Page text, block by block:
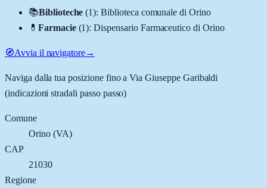
📚Biblioteche (1):Biblioteca comunale di Orino
💊 Farmacie (1):Dispensario Farmaceutico di Orino
🧭Avvia il navigatore→
Naviga dalla tua posizione fino aVia Giuseppe Garibaldi
(indicazioni stradali passo passo)
Comune
Orino(VA)
CAP
21030
Regione